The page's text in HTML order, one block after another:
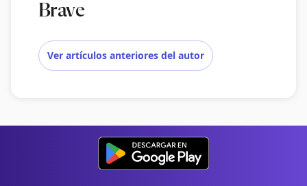
Brave
Ver artículos anteriores del autor